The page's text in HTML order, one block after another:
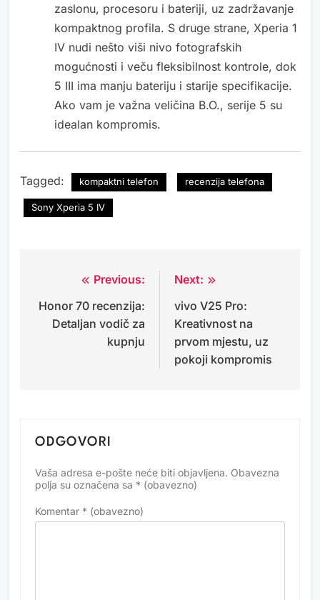
zaslonu, procesoru i bateriji, uz zadržavanje
kompaktnog profila. S druge strane, Xperia 1
IV nudi nešto viši nivo fotografskih
mogućnosti i veču fleksibilnost kontrole, dok
5 III ima manju bateriju i starije specifikacije.
Ako vam je važna veličina B.O., serije 5 su
idealan kompromis.
Tagged: kompaktni telefon recenzija telefona
Sony Xperia 5 IV
Navigacija
objava
Previous:
Honor 70 recenzija:
Detaljan vodič za
kupnju
Next:
vivo V25 Pro:
Kreativnost na
prvom mjestu, uz
pokoji kompromis
ODGOVORI
Vaša adresa e-pošte neće biti objavljena. Obavezna
polja su označena sa * (obavezno)
Komentar * (obavezno)
Alternative: